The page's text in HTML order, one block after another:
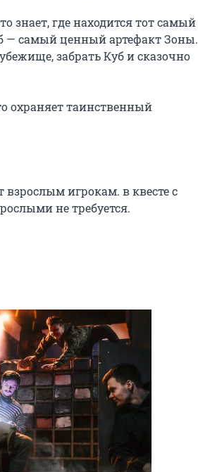
знает, где находится тот самый
— самый ценный артефакт Зоны.
забрать Куб и сказочно
охраняет таинственный
взрослым игрокам. в квесте с
не требуется.